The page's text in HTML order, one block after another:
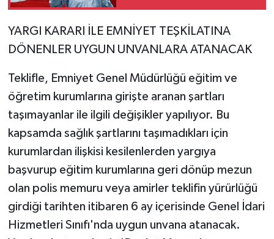
YARGI KARARI İLE EMNİYET TEŞKİLATINA
DÖNENLER UYGUN UNVANLARA ATANACAK
Teklifle, Emniyet Genel Müdürlüğü eğitim ve
öğretim kurumlarına girişte aranan şartları
taşımayanlar ile ilgili değişikler yapılıyor. Bu
kapsamda sağlık şartlarını taşımadıkları için
kurumlardan ilişkisi kesilenlerden yargıya
başvurup eğitim kurumlarına geri dönüp mezun
olan polis memuru veya amirler teklifin yürürlüğü
girdiği tarihten itibaren 6 ay içerisinde Genel İdari
Hizmetleri Sınıfı'nda uygun unvana atanacak.